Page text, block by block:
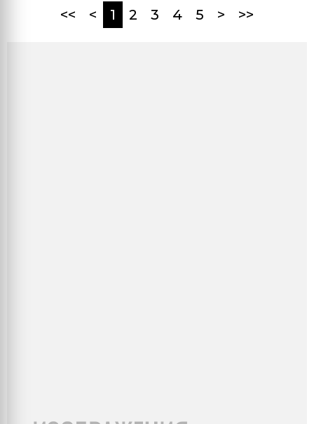
<< < 1 (current)
2 3 4 5 > >>